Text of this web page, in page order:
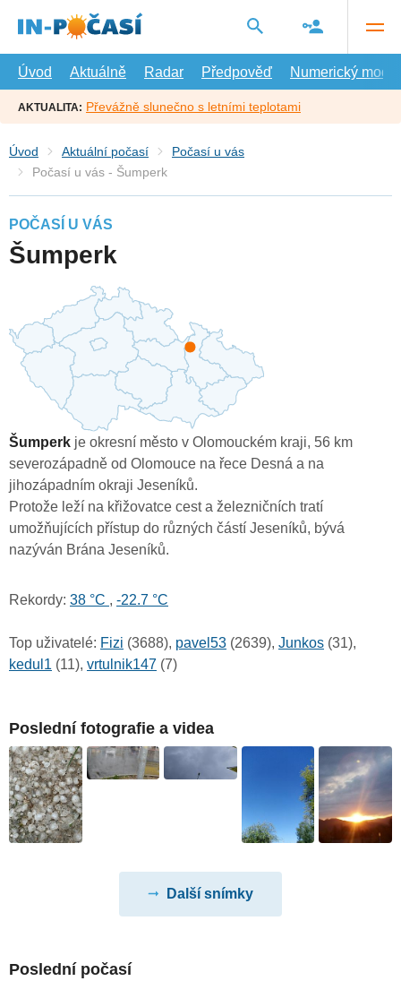
hlavní
Úvod
Aktuálně Radar Předpověď Numerický model
AKTUALITA: Převážně slunečno s letními teplotami
Úvod Aktuální počasí
Počasí u vás
Počasí u vás - Šumperk
POČASÍ U VÁS
Šumperk
Šumperk je okresní město v Olomouckém kraji, 56 km
severozápadně od Olomouce na řece Desná a na
jihozápadním okraji Jeseníků.
Protože leží na křižovatce cest a železničních tratí
umožňujících přístup do různých částí Jeseníků, bývá
nazýván Brána Jeseníků.
Rekordy: 38 °C , -22.7 °C
Top uživatelé: Fizi (3688), pavel53 (2639), Junkos (31),
kedul1 (11), vrtulnik147 (7)
Poslední fotografie a videa
Další snímky
Poslední počasí